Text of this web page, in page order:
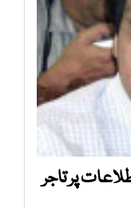
پر تاجر